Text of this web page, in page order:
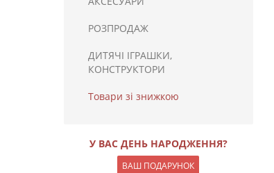
РОЗПРОДАЖ
ДИТЯЧІ ІГРАШКИ,
КОНСТРУКТОРИ
Товари зі знижкою
У ВАС ДЕНЬ НАРОДЖЕННЯ?
ВАШ ПОДАРУНОК